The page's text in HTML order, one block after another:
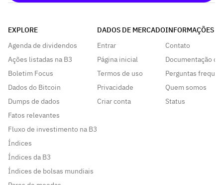
EXPLORE
Agenda de dividendos
Ações listadas na B3
Boletim Focus
Dados do Bitcoin
Dumps de dados
Fatos relevantes
Fluxo de investimento na B3
Índices
Índices da B3
Índices de bolsas mundiais
DADOS DE MERCADO
Entrar
Página inicial
Termos de uso
Privacidade
Criar conta
INFORMAÇÕES
Contato
Documentação da
Perguntas
Quem somos
Status